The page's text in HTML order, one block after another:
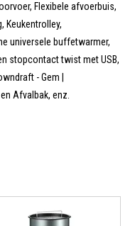
Flexibele afvoerbuis,
Keukentrolley,
universele buffetwarmer,
stopcontact twist met USB,
- Gem |
Afvalbak, enz.